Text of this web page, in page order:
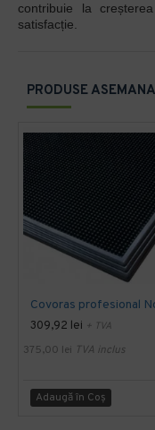
PRODUSE
309,92 lei + TVA
375,00 lei TVA inclus
Adaugă în Coş
contribuie la
satisfacție.